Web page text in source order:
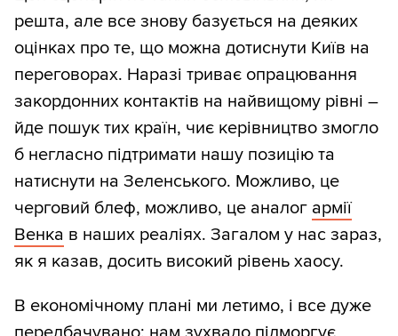
решта, але все знову базується на деяких
оцінках про те, що можна дотиснути Київ на
переговорах. Наразі триває опрацювання
закордонних контактів на найвищому рівні –
йде пошук тих країн, чиє керівництво змогло
б негласно підтримати нашу позицію та
натиснути на Зеленського. Можливо, це
черговий блеф, можливо, це аналог армії
Венка в наших реаліях. Загалом у нас зараз,
як я казав, досить високий рівень хаосу.
В економічному плані ми летимо, і все дуже